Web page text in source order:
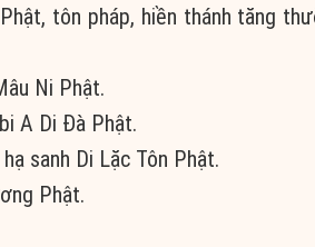
tôn pháp, hiền thánh tăng
Ni Phật.
A Di Đà Phật.
sanh Di Lặc Tôn Phật.
Phật.